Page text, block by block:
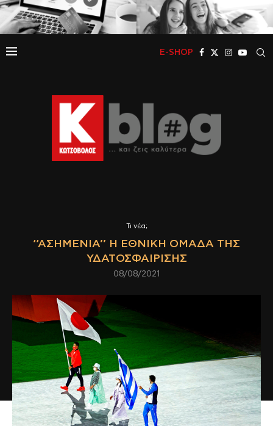
E-SHOP
Τι νέα;
‘‘ΑΣΗΜΈΝΙΑ’’ Η ΕΘΝΙΚΉ ΟΜΆΔΑ ΤΗΣ
ΥΔΑΤΟΣΦΑΊΡΙΣΗΣ
08/08/2021